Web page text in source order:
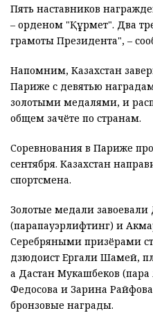
Пять наставников
– орденом "Құрмет". Два
грамоты Президента", –
Напомним, Казахстан
Париже с девятью
золотыми медалями, и
общем зачёте по странам.
Соревнования в Париже
сентября. Казахстан
спортсмена.
Золотые медали завоевали
(парапауэрлифтинг) и
Серебряными призёрами
дзюдоист Ергали Шамей,
а Дастан Мукашбеков (пара
Федосова и Зарина
бронзовые награды.